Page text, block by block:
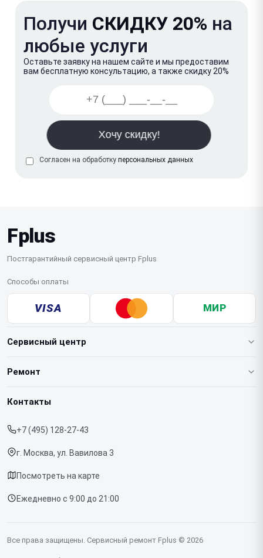
Получи СКИДКУ 20% на
любые услуги
Оставьте заявку на нашем сайте и мы предоставим
вам бесплатную консультацию, а также скидку 20%
Согласен на обработку персональных данных
Fplus
Постгарантийный сервисный центр Fplus
Способы оплаты
VISA МИР
Сервисный центр
О нашем сервисе
Срочный ремонт
Доставка и способы оплаты
Диагностика
Контакты
Ремонт
Ноутбуков
Контакты
+7 (495) 128-27-43
г. Москва, ул. Вавилова 3
Посмотреть на карте
Ежедневно с 9:00 до 21:00
Все права защищены. Сервисный ремонт Fplus © 2026